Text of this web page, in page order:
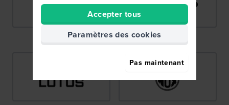
Lorus
Accepter tous
Paramètres des cookies
Pas maintenant